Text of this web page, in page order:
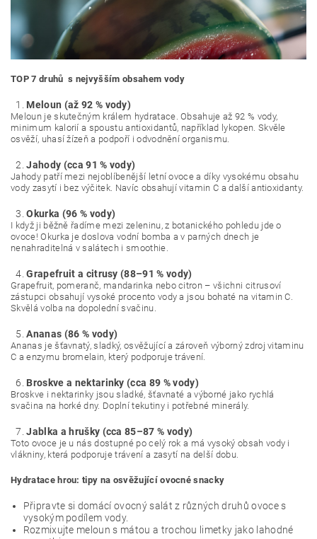
TOP 7 druhů s nejvyšším obsahem vody
Meloun (až 92 % vody)
Meloun je skutečným králem hydratace. Obsahuje až 92 % vody,
minimum kalorií a spoustu antioxidantů, například lykopen. Skvěle
osvěží, uhasí žízeň a podpoří i odvodnění organismu.
Jahody (cca 91 % vody)
Jahody patří mezi nejoblíbenější letní ovoce a díky vysokému obsahu
vody zasytí i bez výčitek. Navíc obsahují vitamin C a další antioxidanty.
Okurka (96 % vody)
I když ji běžně řadíme mezi zeleninu, z botanického pohledu jde o
ovoce! Okurka je doslova vodní bomba a v parných dnech je
nenahraditelná v salátech i smoothie.
Grapefruit a citrusy (88–91 % vody)
Grapefruit, pomeranč, mandarinka nebo citron – všichni citrusoví
zástupci obsahují vysoké procento vody a jsou bohaté na vitamin C.
Skvělá volba na dopolední svačinu.
Ananas (86 % vody)
Ananas je šťavnatý, sladký, osvěžující a zároveň výborný zdroj vitaminu
C a enzymu bromelain, který podporuje trávení.
Broskve a nektarinky (cca 89 % vody)
Broskve i nektarinky jsou sladké, šťavnaté a výborné jako rychlá
svačina na horké dny. Doplní tekutiny i potřebné minerály.
Jablka a hrušky (cca 85–87 % vody)
Toto ovoce je u nás dostupné po celý rok a má vysoký obsah vody i
vlákniny, která podporuje trávení a zasytí na delší dobu.
Hydratace hrou: tipy na osvěžující ovocné snacky
Připravte si domácí ovocný salát z různých druhů ovoce s
vysokým podílem vody.
Rozmixujte meloun s mátou a trochou limetky jako lahodné